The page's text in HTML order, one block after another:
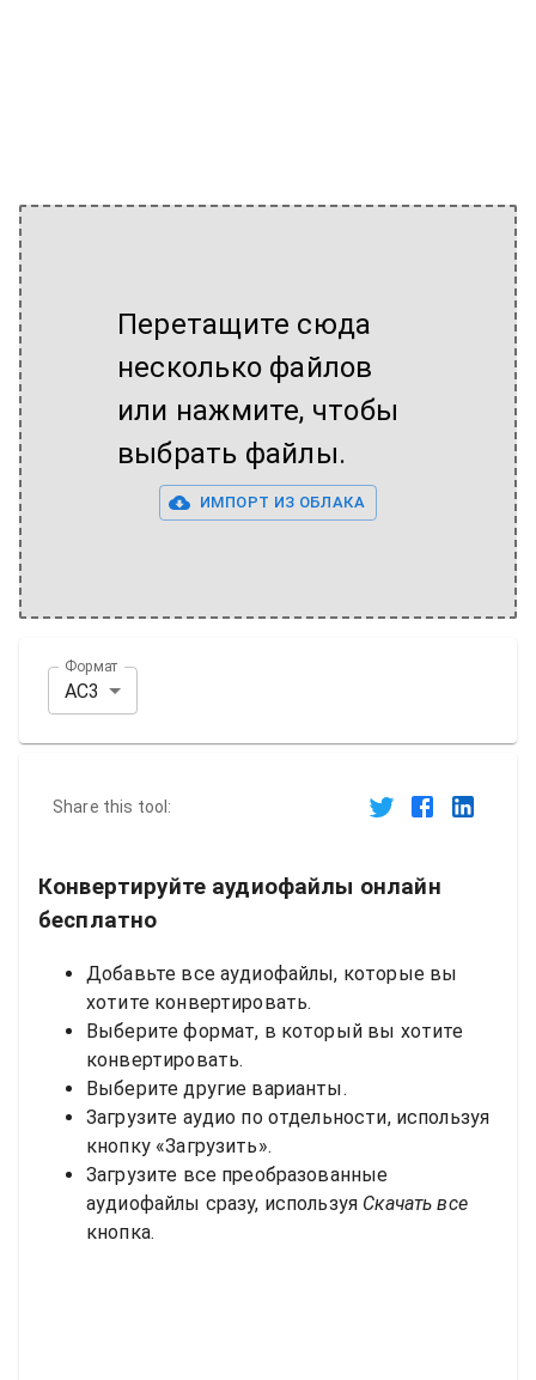
Перетащите сюда
несколько файлов
или нажмите, чтобы
выбрать файлы.
ИМПОРТ ИЗ ОБЛАКА
Формат
AC3
Share this tool:
Конвертируйте аудиофайлы онлайн
бесплатно
Добавьте все аудиофайлы, которые вы
хотите конвертировать.
Выберите формат, в который вы хотите
конвертировать.
Выберите другие варианты.
Загрузите аудио по отдельности, используя
кнопку «Загрузить».
Загрузите все преобразованные
аудиофайлы сразу, используя Скачать все
кнопка.